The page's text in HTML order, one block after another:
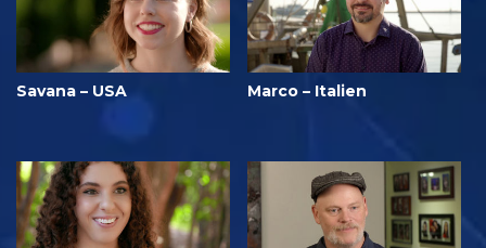
Savana – USA Marco – Italien